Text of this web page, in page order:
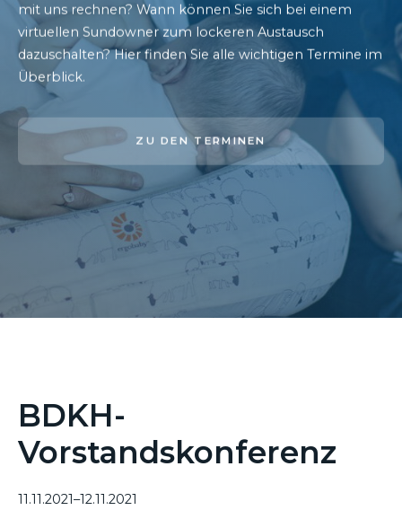
mit uns rechnen? Wann können Sie sich bei einem
virtuellen Sundowner zum lockeren Austausch
dazuschalten? Hier finden Sie alle wichtigen Termine im
Überblick.
ZU DEN TERMINEN
BDKH-
Vorstandskonferenz
11.11.2021–12.11.2021